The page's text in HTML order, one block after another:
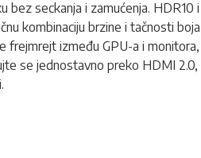
bez seckanja i zamućenja.
kombinaciju brzine i tačnosti
frejmrejt između GPU-a i
se jednostavno preko HDMI